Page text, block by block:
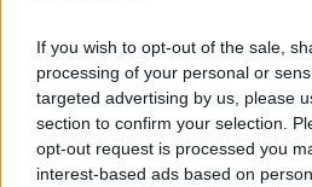
If you wish to opt-out of the sale,
processing of your personal or
targeted advertising by us, please
section to confirm your selection.
opt-out request is processed you
interest-based ads based on